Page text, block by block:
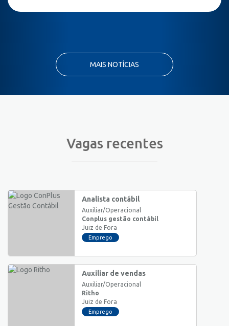
MAIS NOTÍCIAS
Vagas recentes
Analista contábil
Auxiliar/Operacional
Conplus gestão contábil
Juiz de Fora
Emprego
Auxiliar de vendas
Auxiliar/Operacional
Ritho
Juiz de Fora
Emprego